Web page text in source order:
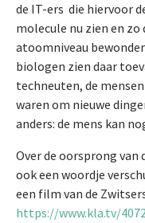
de IT-ers die hiervoor
molecule nu zien en
atoomniveau
biologen zien daar
techneuten, de
waren om nieuwe
anders: de mens kan
Over de oorsprong
ook een woordje
een film van de
https://www.kla.tv/